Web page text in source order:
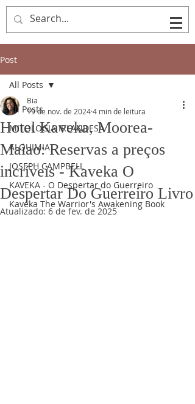
Post
All Posts
MITOLOGIA IRLANDESA
ALQUIMIA
JOSEPH CAMPBELL
KAVEKA - O Despertar do Guerreiro
Kaveka The Warrior's Awakening Book
All Posts
Hotel Kaveka, Moorea-
Maiao: Reservas a preços
incríveis - Kaveka O
Despertar Do Guerreiro Livro
Bia
19 de nov. de 20244 min de leitura
Atualizado:6 de fev. de 2025